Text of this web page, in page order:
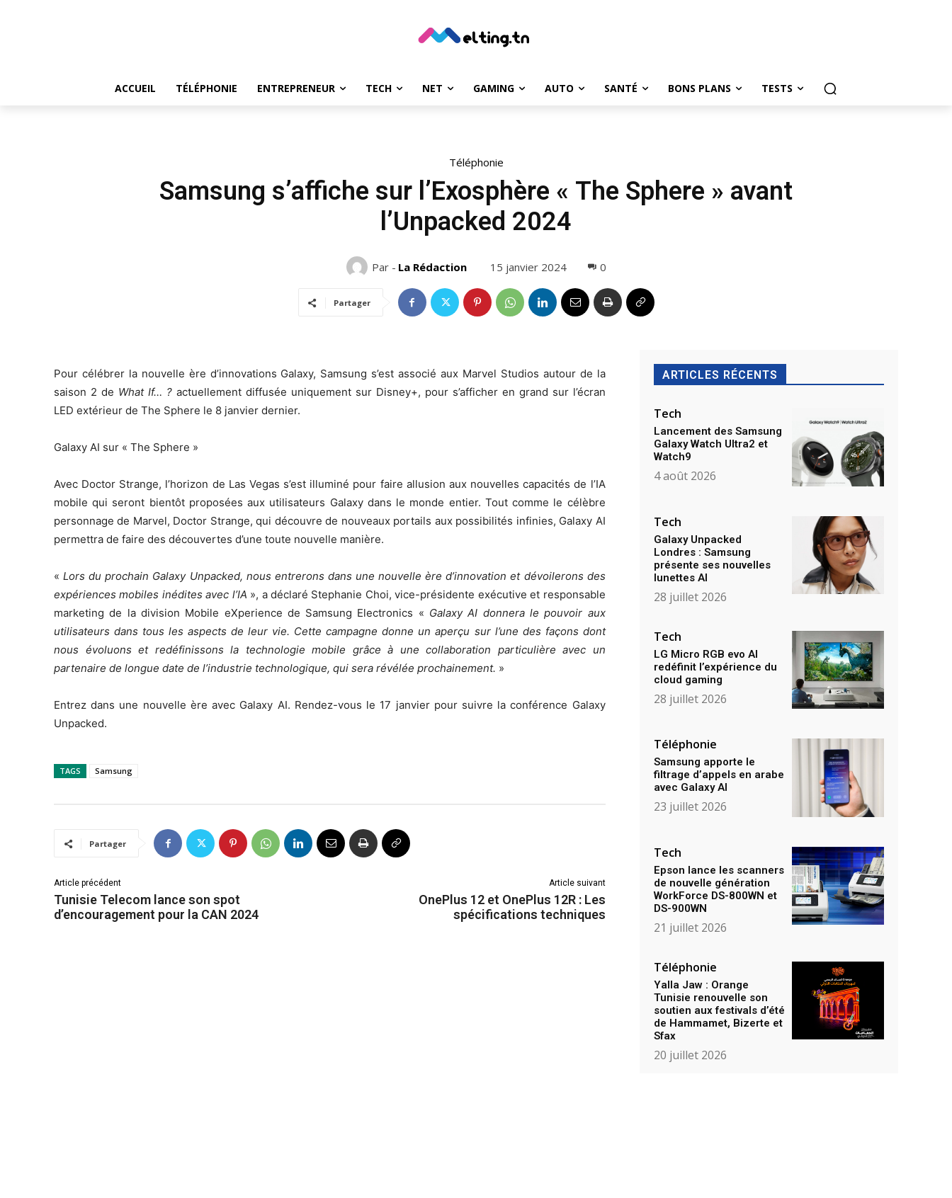
ACCUEIL TÉLÉPHONIE ENTREPRENEUR TECH NET GAMING AUTO SANTÉ BONS PLANS TESTS
Téléphonie
Samsung s’affiche sur l’Exosphère « The Sphere » avant
l’Unpacked 2024
Par - La Rédaction 15 janvier 2024 0
Partager
Pour célébrer la nouvelle ère d’innovations Galaxy, Samsung s’est associé aux Marvel Studios autour de la
saison 2 de What If… ?actuellement diffusée uniquement sur Disney+, pour s’afficher en grand sur l’écran
LED extérieur de The Sphere le 8 janvier dernier.
Galaxy AI sur « The Sphere »
Avec Doctor Strange, l’horizon de Las Vegas s’est illuminé pour faire allusion aux nouvelles capacités de l’IA
mobile qui seront bientôt proposées aux utilisateurs Galaxy dans le monde entier. Tout comme le célèbre
personnage de Marvel, Doctor Strange, qui découvre de nouveaux portails aux possibilités infinies, Galaxy AI
permettra de faire des découvertes d’une toute nouvelle manière.
«Lors du prochain Galaxy Unpacked, nous entrerons dans une nouvelle ère d’innovation et dévoilerons des
expériences mobiles inédites avec l’IA », a déclaré Stephanie Choi, vice-présidente exécutive et responsable
marketing de la division Mobile eXperience de Samsung Electronics « Galaxy AI donnera le pouvoir aux
utilisateurs dans tous les aspects de leur vie. Cette campagne donne un aperçu sur l’une des façons dont
nous évoluons et redéfinissons la technologie mobile grâce à une collaboration particulière avec un
partenaire de longue date de l’industrie technologique, qui sera révélée prochainement. »
Entrez dans une nouvelle ère avec Galaxy AI. Rendez-vous le 17 janvier pour suivre la conférence Galaxy
Unpacked.
TAGS Samsung
Partager
Article précédent
Tunisie Telecom lance son spot
d’encouragement pour la CAN 2024
Article suivant
OnePlus 12 et OnePlus 12R : Les
spécifications techniques
ARTICLES RÉCENTS
Tech
Lancement des Samsung
Galaxy Watch Ultra2 et
Watch9
4 août 2026
Tech
Galaxy Unpacked
Londres : Samsung
présente ses nouvelles
lunettes AI
28 juillet 2026
Tech
LG Micro RGB evo AI
redéfinit l’expérience du
cloud gaming
28 juillet 2026
Téléphonie
Samsung apporte le
filtrage d’appels en arabe
avec Galaxy AI
23 juillet 2026
Tech
Epson lance les scanners
de nouvelle génération
WorkForce DS-800WN et
DS-900WN
21 juillet 2026
Téléphonie
Yalla Jaw : Orange
Tunisie renouvelle son
soutien aux festivals d’été
de Hammamet, Bizerte et
Sfax
20 juillet 2026